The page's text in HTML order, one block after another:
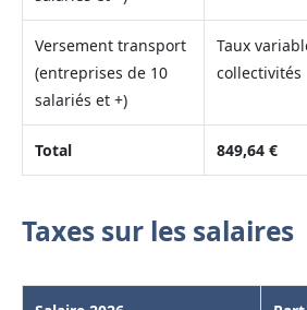
Versement transport
(entreprises de 10
salariés et +)
Taux
collectivités
Total 849,64 €
Taxes sur les salaires